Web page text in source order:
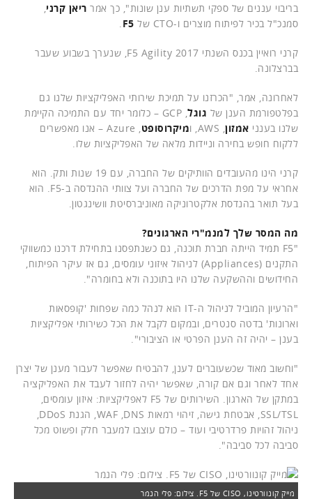
בריבוי עננים של ספקי תשתיות ענן שונות", כך אמר ריאן קרני,
סמנכ"ל בכיר לפיתוח מוצרים ו-CTO של
F5
.
קרני רואיין בכנס השנתי F5 Agility 2017, שנערך בשבוע שעבר
בברצלונה.
לאחרונה, אמר, "הכרזנו על תמיכת שירותי האפליקציות שלנו גם
בפלטפורמת הענן של גוגל
, GCP – כלומר יחד עם התמיכה הקיימת
שלנו בענני אמזון, AWS, ו מיקרוסופט
, Azure – אנו מאפשרים
ללקוח חופש בחירה וניידות מלאה של האפליקציות שלו.
קרני הינו מהעובדים הוותיקים של החברה, עם 19 שנות ותק. הוא
אחראי על מפת הדרכים של החברה ועל צוותי ההנדסה ב-F5. הוא
בעל תואר בהנדסת אלקטרוניקה מאוניברסיטת וושינגטון.
מה המסר שלך למנמ"רי הארגונים?
"F5 תמיד הייתה חברת תוכנה, גם כשנתפסנו בתחילת דרכנו כמשווקי
התקנים (Appliances) לניהול איזוני עומסים, גם אז עיקר הפיתוח,
החידושים וההשקעה שלנו היו בתוכנה ולא בחומרה".
"הרעיון המוביל לניהול ה-IT הוא לנהל כמה שפחות 'קופסאות
וארונות' בדטה סנטרים, ובמקום לקבל את הכל כשירותי אפליקציות
בענן – יהיה זה הענן הפרטי או הציבורי".
"וחשוב מאוד שכשעוברים לענן, להבטיח שאפשר לעבור מענן של יצרן
אחד לאחר וגם אם קורה, שאפשר יהיה לחזור לעבד את האפליקציה
במתקן של הארגון. השירותים של F5 לאפליקציות: איזון עומסים,
SSL/TSL, אבטחת גישה, זיהוי רמאות WAF ,DNS, הגנת DDoS,
ניהול זהויות פרדרטיבי ועוד – כולם עוצבו למעבר חלק ופשוט מכל
סביבה לכל סביבה".
מייק קונוורטינו, CISO של F5. צילום: פלי הנמר